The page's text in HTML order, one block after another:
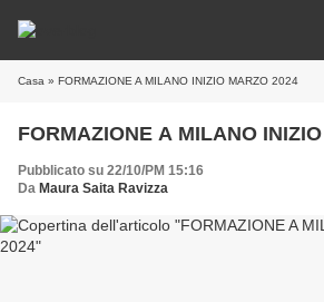
Casa » FORMAZIONE A MILANO INIZIO MARZO 2024
FORMAZIONE A MILANO
Pubblicato su 22/10/PM 15:16
Da Maura Saita Ravizza